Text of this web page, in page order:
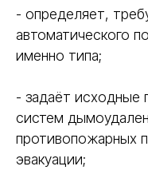
- определяет,
автоматического
именно типа;
- задаёт исходные
систем
противопожарных
эвакуации;